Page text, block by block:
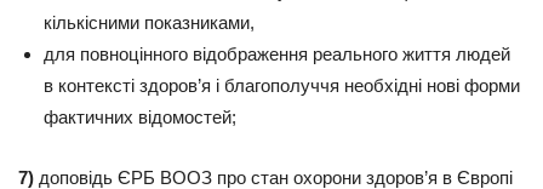
кількісними показниками,
для повноцінного відображення реального життя людей
в контексті здоров’я і благополуччя необхідні нові форми
фактичних відомостей;
7) доповідь ЄРБ ВООЗ про стан охорони здоров’я в Європі